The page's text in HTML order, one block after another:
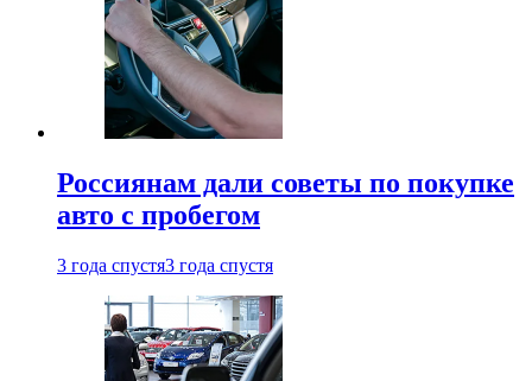
Россиянам дали советы по покупке
авто с пробегом
3 года спустя3 года спустя